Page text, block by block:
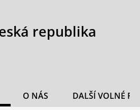
republika
O NÁS DALŠÍ VOLNÉ